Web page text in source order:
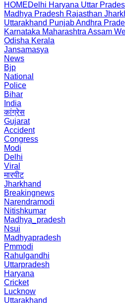
HOMEDelhi Haryana Uttar
Madhya Pradesh Rajasthan
Uttarakhand PunjabAndhra
Karnataka Maharashtra Assam
Odisha Kerala
Jansamasya
News
Bjp
National
Police
Bihar
India
कांग्रेस
Gujarat
Accident
Congress
Modi
Delhi
Viral
मारपीट
Jharkhand
Breakingnews
Narendramodi
Nitishkumar
Madhya_pradesh
Nsui
Madhyapradesh
Pmmodi
Rahulgandhi
Uttarpradesh
Haryana
Cricket
Lucknow
Uttarakhand